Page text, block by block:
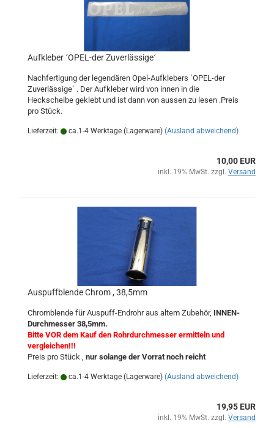
Aufkleber ´OPEL-der Zuverlässige´
Nachfertigung der legendären Opel-Aufklebers ´OPEL-der
Zuverlässige´ . Der Aufkleber wird von innen in die
Heckscheibe geklebt und ist dann von aussen zu lesen .Preis
pro Stück.
Lieferzeit: ca.1-4 Werktage (Lagerware) (Ausland abweichend)
10,00 EUR
inkl. 19% MwSt. zzgl. Versand
Auspuffblende Chrom , 38,5mm
Chromblende für Auspuff-Endrohr aus altem Zubehör, INNEN-
Durchmesser 38,5mm.
Bitte VOR dem Kauf den Rohrdurchmesser ermitteln und
vergleichen!!!
Preis pro Stück , nur solange der Vorrat noch reicht
Lieferzeit: ca.1-4 Werktage (Lagerware) (Ausland abweichend)
19,95 EUR
inkl. 19% MwSt. zzgl. Versand